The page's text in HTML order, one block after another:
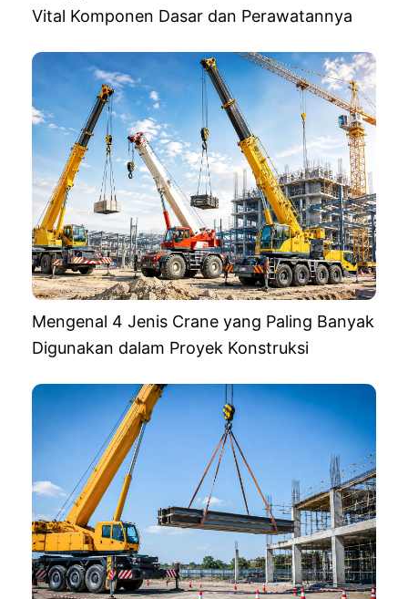
Vital Komponen Dasar dan Perawatannya
Mengenal 4 Jenis Crane yang Paling Banyak
Digunakan dalam Proyek Konstruksi